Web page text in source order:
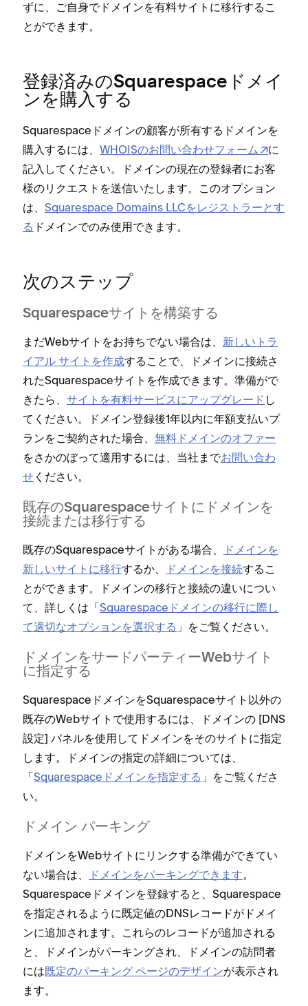
ずに⁠、ご自身でドメインを有料サイトに移行するこ
とができます⁠。
登録済みのSquarespaceドメイ
ンを購入する
Squarespaceドメインの顧客が所有するドメインを
購入するには⁠、 WHOISのお問い合わせフ⁠ォ⁠ーム
に
記入してください⁠。ドメインの現在の登録者にお客
様のリクエストを送信いたします⁠。このオプシ⁠ョン
は⁠、 Squarespace Domains LLCをレジストラ⁠ーとす
る ドメインでのみ使用できます⁠。
次のステ⁠ップ
Squarespaceサイトを構築する
まだWebサイトをお持ちでない場合は⁠、 新しいトラ
イアル サイトを作成することで⁠、ドメインに接続さ
れたSquarespaceサイトを作成できます⁠。準備がで
きたら⁠、 サイトを有料サ⁠ービスにア⁠ップグレ⁠ード し
てください⁠。ドメイン登録後1年以内に年額支払いプ
ランをご契約された場合⁠、 無料ドメインのオフ⁠ァ⁠ー
をさかのぼ⁠って適用するには⁠、当社までお問い合わ
せ ください⁠。
既存のSquarespaceサイトにドメインを
接続または移行する
既存のSquarespaceサイトがある場合⁠、
ドメインを
新しいサイトに移行するか⁠、 ドメインを接続するこ
とができます⁠。ドメインの移行と接続の違いについ
て⁠、詳しくは「⁠Squarespaceドメインの移行に際し
て適切なオプシ⁠ョンを選択する ⁠」をご覧ください⁠。
ドメインをサ⁠ードパ⁠ーテ⁠ィ⁠ーWebサイト
に指定する
SquarespaceドメインをSquarespaceサイト以外の
既存のWebサイトで使用するには⁠、ドメインの [⁠DNS
設定⁠] パネルを使用してドメインをそのサイトに指定
します⁠。ドメインの指定の詳細については⁠、
「⁠Squarespaceドメインを指定する ⁠」をご覧くださ
い⁠。
ドメイン パ⁠ーキング
ドメインをWebサイトにリンクする準備ができてい
ない場合は⁠、
ドメインをパ⁠ーキングできます⁠。
Squarespaceドメインを登録すると⁠、Squarespace
を指定されるように既定値のDNSレコ⁠ードがドメイ
ンに追加されます⁠。これらのレコ⁠ードが追加される
と⁠、ドメインがパ⁠ーキングされ⁠、ドメインの訪問者
には既定のパ⁠ーキング ペ⁠ージのデザインが表示され
ます⁠。